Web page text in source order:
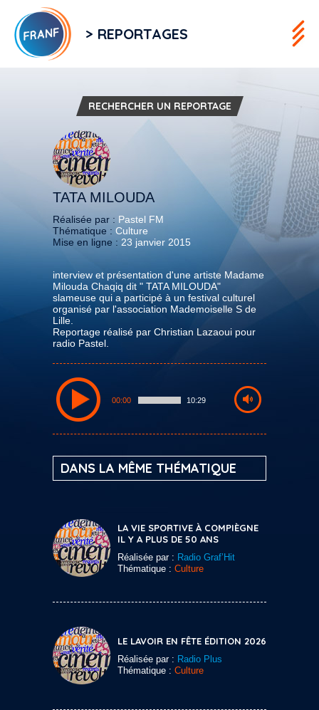
> REPORTAGES
RECHERCHER UN REPORTAGE
TATA MILOUDA
Réalisée par : Pastel FM
Thématique : Culture
Mise en ligne : 23 janvier 2015
interview et présentation d'une artiste Madame
Milouda Chaqiq dit " TATA MILOUDA"
slameuse qui a participé à un festival culturel
organisé par l'association Mademoiselle S de
Lille.
Reportage réalisé par Christian Lazaoui pour
radio Pastel.
00:00 10:29
DANS LA MÊME THÉMATIQUE
LA VIE SPORTIVE À COMPIÈGNE
IL Y A PLUS DE 50 ANS
Réalisée par : Radio Graf’Hit
Thématique : Culture
LE LAVOIR EN FÊTE ÉDITION 2026
Réalisée par : Radio Plus
Thématique : Culture